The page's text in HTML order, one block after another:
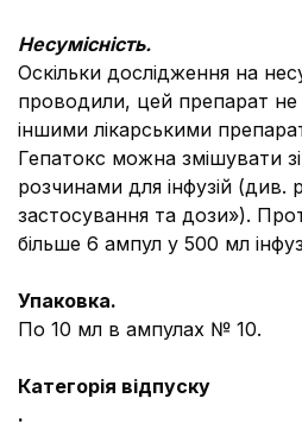
Несумісність.
Оскільки дослідження на
проводили, цей препарат не
іншими лікарськими
Гепатокс можна змішувати
розчинами для інфузій (див.
застосування та дози»).
більше 6 ампул у 500 мл
Упаковка.
По 10 мл в ампулах № 10.
Категорія відпуску
.